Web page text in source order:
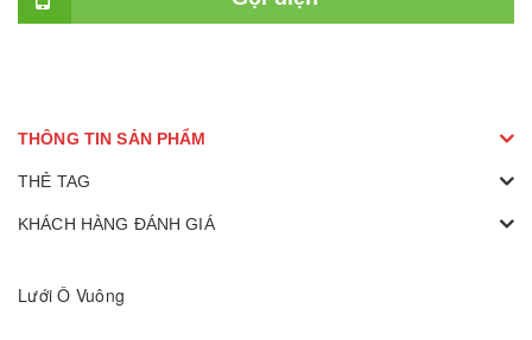
THÔNG TIN SẢN PHẨM
THẺ TAG
KHÁCH HÀNG ĐÁNH GIÁ
Lưới Ô Vuông